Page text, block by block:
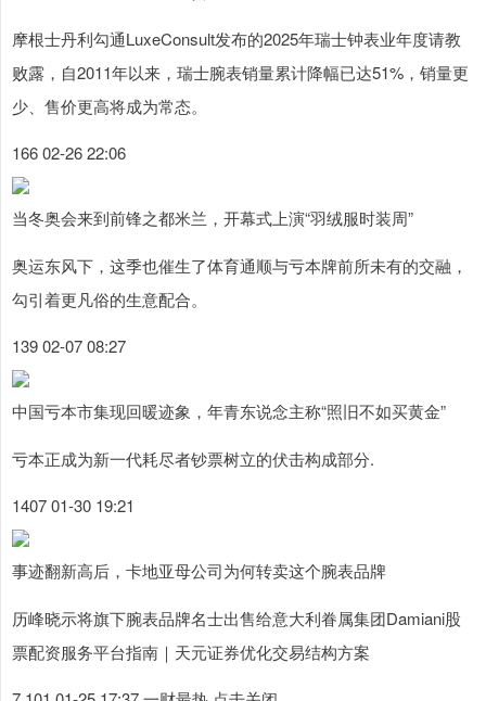
摩根士丹利勾通LuxeConsult发布的2025年瑞士钟表业年度请教
败露，自2011年以来，瑞士腕表销量累计降幅已达51%，销量更
少、售价更高将成为常态。
166 02-26 22:06
当冬奥会来到前锋之都米兰，开幕式上演“羽绒服时装周”
奥运东风下，这季也催生了体育通顺与亏本牌前所未有的交融，
勾引着更凡俗的生意配合。
139 02-07 08:27
中国亏本市集现回暖迹象，年青东说念主称“照旧不如买黄金”
亏本正成为新一代耗尽者钞票树立的伏击构成部分.
1407 01-30 19:21
事迹翻新高后，卡地亚母公司为何转卖这个腕表品牌
历峰晓示将旗下腕表品牌名士出售给意大利眷属集团Damiani股
票配资服务平台指南｜天元证券优化交易结构方案